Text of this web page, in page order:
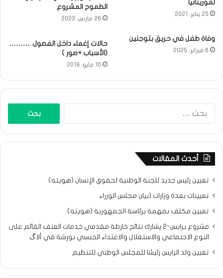
لموريتانيا
25 يناير، 2021
الطموح المشروع
26 مارس، 2023
وفاة طفل في حريق بتوجنين
6 فبراير، 2025
حالات إغماء داخل الفصول. ………
(الأسباب +صور )
10 مايو، 2019
أحدث المقالات
تعيين رئيس جديد للجنة الوطنية لحقوق الإنسان (هويته)
تعيينات بعدة وزارات (بيان مجلس الوزراء
تعيين مكلف بمهمة برئاسة الجمهورية (هويته)
مشروع برابس-2 يشارك نتائح خارطة مقدمي خدمات العنف القائم على
النوع الاجتماعي والاستغلال والاعتداء الجنسي بورشة في ألاگ
تعيين ولد الرايس رئيسًا للمجلس الوطني للتنظيم